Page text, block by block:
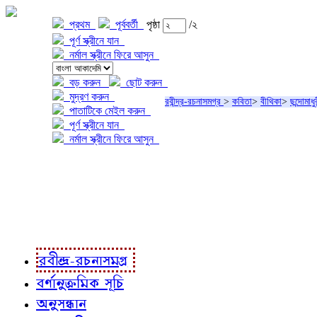
প্রথম পূর্ববর্তী পৃষ্ঠা
/২
পূর্ণ স্ক্রীনে যান
নর্মাল স্ক্রীনে ফিরে আসুন
বড় করুন
ছোট করুন
মুদ্রণ করুন
পাতাটিকে মেইল করুন
পূর্ণ স্ক্রীনে যান
নর্মাল স্ক্রীনে ফিরে আসুন
রবীন্দ্র-রচনাসমগ্র > কবিতা> বীথিকা>
রবীন্দ্র-রচনাসমগ্র
বর্ণানুক্রমিক সূচি
অনুসন্ধান